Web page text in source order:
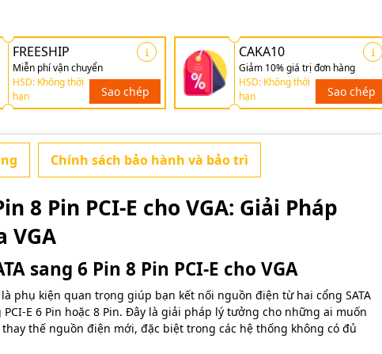
FREESHIP
Miễn phí vận chuyển
HSD: Không thời
hạn
Sao chép
CAKA10
Giảm 10% giá trị đơn hàng
HSD: Không thời
hạn
Sao chép
Chính sách bảo hành và bảo trì
8 Pin PCI-E cho VGA: Giải Pháp
VGA
sang 6 Pin 8 Pin PCI-E cho VGA
là phụ kiện quan trọng giúp bạn kết nối nguồn điện từ hai cổng SATA
E 6 Pin hoặc 8 Pin. Đây là giải pháp lý tưởng cho những ai muốn
thế nguồn điện mới, đặc biệt trong các hệ thống không có đủ